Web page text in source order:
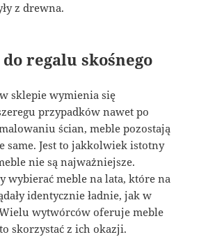
z drewna.
regalu skośnego
sklepie wymienia się
przypadków nawet po
ścian, meble pozostają
same. Jest to jakkolwiek istotny
nie są najważniejsze.
wybierać meble na lata, które na
identycznie ładnie, jak w
wytwórców oferuje meble
skorzystać z ich okazji.